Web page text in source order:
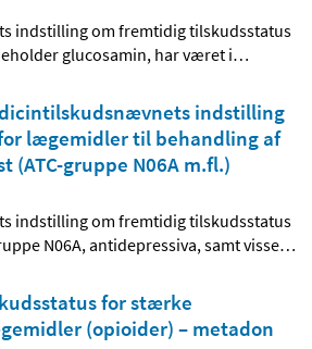
indstilling om fremtidig tilskudsstatus
glucosamin, har været i…
indstilling
lægemidler til behandling af
(ATC-gruppe N06A m.fl.)
indstilling om fremtidig tilskudsstatus
N06A, antidepressiva, samt visse…
for stærke
(opioider) – metadon